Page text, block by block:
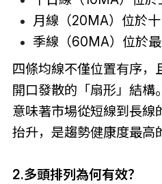
月線（20MA）位於
季線（60MA）位於
四條均線不僅位置有序，
開口發散的「扇形」結構
意味著市場從短線到長線
抬升，是趨勢健康度最高
2.多頭排列為何有效？